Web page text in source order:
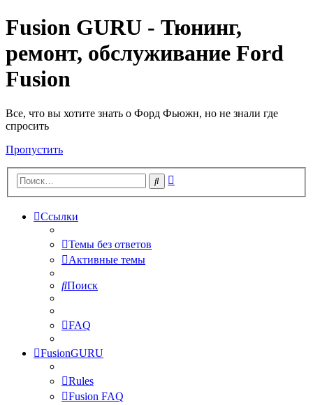
Fusion GURU - Тюнинг,
ремонт, обслуживание Ford
Fusion
Все, что вы хотите знать о Форд Фьюжн, но не знали где
спросить
Пропустить
Поиск
Ссылки
Темы без ответов
Активные темы
Поиск
FAQ
FusionGURU
Rules
Fusion FAQ